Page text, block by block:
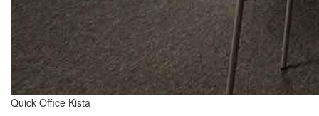
Quick Office Kista